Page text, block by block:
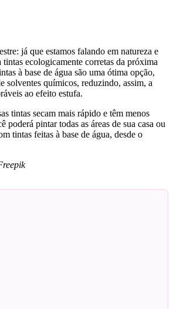
já que estamos falando em natureza e
ecologicamente corretas da próxima
à base de água são uma ótima opção,
solventes químicos, reduzindo, assim, a
ao efeito estufa.
tintas secam mais rápido e têm menos
poderá pintar todas as áreas de sua casa ou
tintas feitas à base de água, desde o